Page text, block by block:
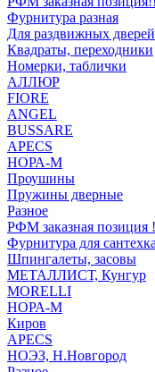
Фурнитура разная
Для раздвижных дверей
Квадраты, переходники
Номерки, таблички
АЛЛЮР
FIORE
ANGEL
BUSSARE
APECS
НОРА-М
Проушины
Пружины дверные
Разное
РФМ заказная позиция
Фурнитура для
Шпингалеты, засовы
МЕТАЛЛИСТ, Кунгур
MORELLI
НОРА-М
Киров
APECS
НОЭЗ, Н.Новгород